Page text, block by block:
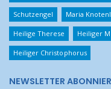
Schutzengel Maria
Heilige Therese Heiliger
Heiliger Christophorus
NEWSLETTER